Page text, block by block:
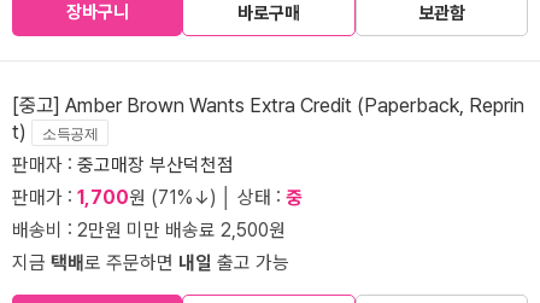
장바구니 바로구매 보관함
[중고] Amber Brown Wants Extra Credit (Paperback, Reprin
t)
소득공제
판매자 : 중고매장 부산덕천점
판매가 : 1,700원 (71%↓) │ 상태 : 중
배송비 : 2만원 미만 배송료 2,500원
지금 택배로 주문하면 내일 출고 가능